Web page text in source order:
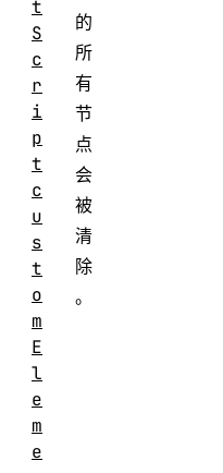
的
所
有
节
点
会
被
清
除
。
t
S
c
r
i
p
t
c
u
s
t
o
m
E
l
e
m
e